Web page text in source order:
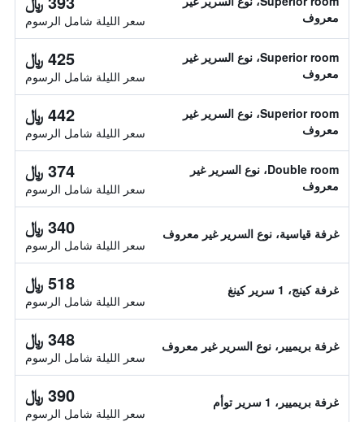
معروف
سعر الليلة شامل الرسوم
Superior room، نوع السرير غير
معروف
425 ﷼
سعر الليلة شامل الرسوم
Superior room، نوع السرير غير
معروف
442 ﷼
سعر الليلة شامل الرسوم
Double room، نوع السرير غير
معروف
374 ﷼
سعر الليلة شامل الرسوم
غرفة قياسية، نوع السرير غير معروف 340 ﷼
سعر الليلة شامل الرسوم
غرفة كينج، 1 سرير كينغ 518 ﷼
سعر الليلة شامل الرسوم
غرفة بريميير، نوع السرير غير معروف 348 ﷼
سعر الليلة شامل الرسوم
غرفة بريميير، 1 سرير توأم 390 ﷼
سعر الليلة شامل الرسوم